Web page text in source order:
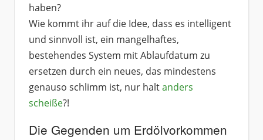
haben?
Wie kommt ihr auf die Idee, dass es intelligent
und sinnvoll ist, ein mangelhaftes,
bestehendes System mit Ablaufdatum zu
ersetzen durch ein neues, das mindestens
genauso schlimm ist, nur haltanders
scheiße?!
Die Gegenden um Erdölvorkommen